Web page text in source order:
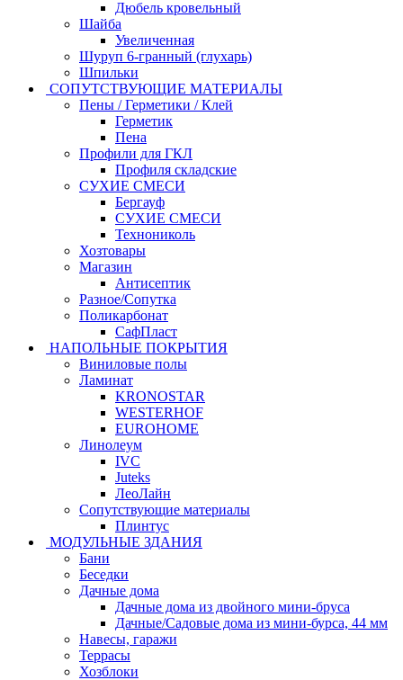
Дюбель кровельный
Шайба
Увеличенная
Шуруп 6-гранный (глухарь)
Шпильки
СОПУТСТВУЮЩИЕ МАТЕРИАЛЫ
Пены / Герметики / Клей
Герметик
Пена
Профили для ГКЛ
Профиля складские
СУХИЕ СМЕСИ
Бергауф
СУХИЕ СМЕСИ
Технониколь
Хозтовары
Магазин
Антисептик
Разное/Сопутка
Поликарбонат
СафПласт
НАПОЛЬНЫЕ ПОКРЫТИЯ
Виниловые полы
Ламинат
KRONOSTAR
WESTERHOF
EUROHOME
Линолеум
IVC
Juteks
ЛеоЛайн
Сопутствующие материалы
Плинтус
МОДУЛЬНЫЕ ЗДАНИЯ
Бани
Беседки
Дачные дома
Дачные дома из двойного мини-бруса
Дачные/Садовые дома из мини-бурса, 44 мм
Навесы, гаражи
Террасы
Хозблоки